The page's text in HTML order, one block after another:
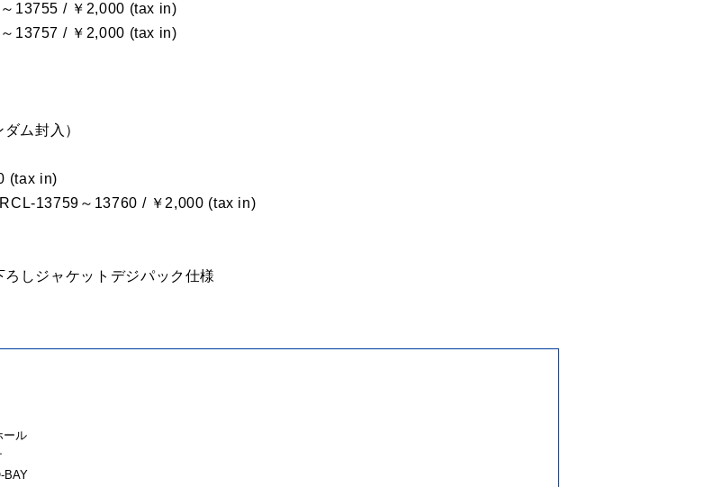
13755 / ￥2,000 (tax in)
13757 / ￥2,000 (tax in)
ム封入）
(tax in)
13759～13760 / ￥2,000 (tax in)
しジャケットデジパック仕様
ール
BAY